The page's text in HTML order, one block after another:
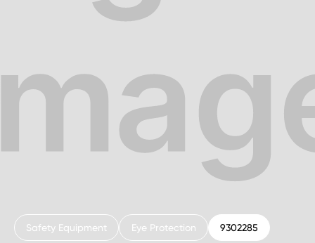
Safety Equipment Eye Protection 9302285